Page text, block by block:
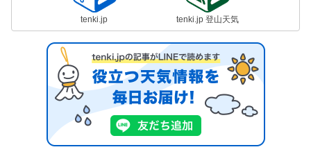
tenki.jp tenki.jp 登山天気